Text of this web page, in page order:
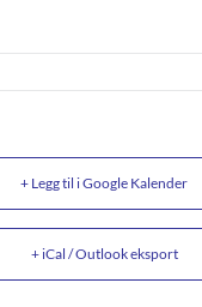
+ Legg til i Google Kalender
+ iCal / Outlook eksport